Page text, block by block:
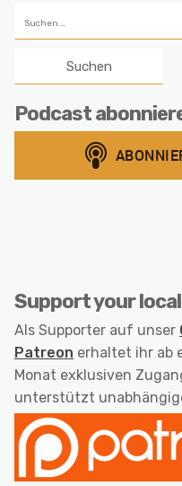
nach:
Podcast
Support your
Als Supporter auf unser
Patreon erhaltet ihr ab
Monat exklusiven
unterstützt